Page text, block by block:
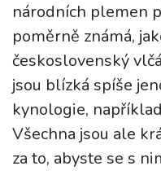
národních plemen
poměrně známá,
československý
jsou blízká spíše
kynologie,
Všechna jsou ale
za to, abyste se s